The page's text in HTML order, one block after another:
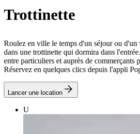
Trottinette
Roulez en ville le temps d'un séjour ou d'un
dans une trottinette qui dormira dans
entre particuliers et auprès de commerçants
Réservez en quelques clics depuis l'appli
Lancer une location
U